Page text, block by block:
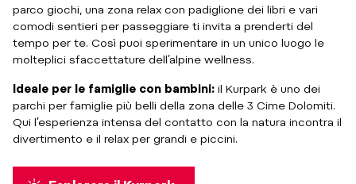
parco giochi, una zona relax con padiglione dei libri e vari
comodi sentieri per passeggiare ti invita a prenderti del
tempo per te. Così puoi sperimentare in un unico luogo le
molteplici sfaccettature dell’alpine wellness.
Ideale per le famiglie con bambini: il Kurpark è uno dei
parchi per famiglie più belli della zona delle 3 Cime Dolomiti.
Qui l’esperienza intensa del contatto con la natura incontra il
divertimento e il relax per grandi e piccini.